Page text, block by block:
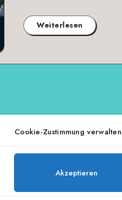
Cookie-Zustimmung verwalten
Akzeptieren
Weiterlesen